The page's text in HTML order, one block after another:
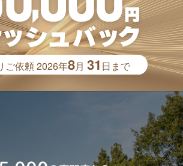
ご依頼2026年8月31 日まで